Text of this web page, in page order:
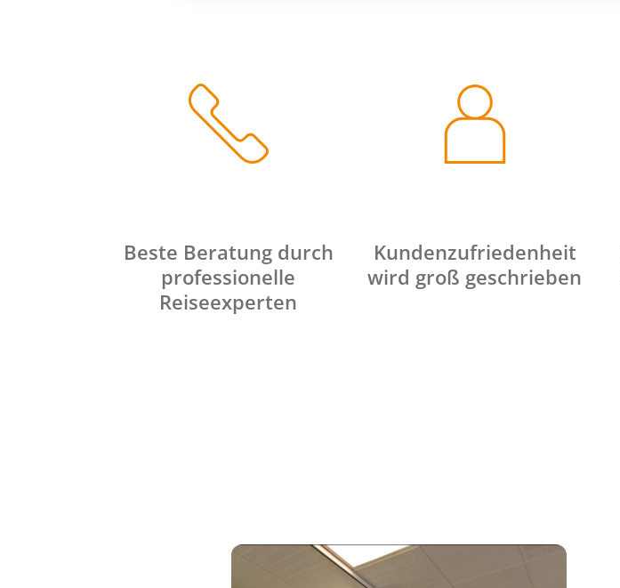
Beste Beratung durch
professionelle
Reiseexperten
Kundenzufriedenheit
wird groß geschrieben